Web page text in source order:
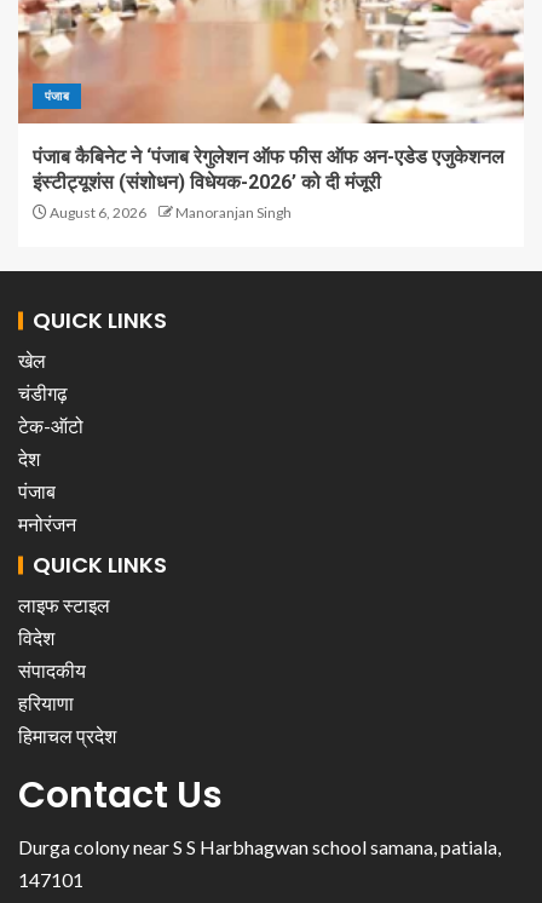
पंजाब
पंजाब कैबिनेट ने ‘पंजाब रेगुलेशन ऑफ फीस ऑफ अन-एडेड एजुकेशनल
इंस्टीट्यूशंस (संशोधन) विधेयक-2026’ को दी मंजूरी
August 6, 2026 Manoranjan Singh
QUICK LINKS
खेल
चंडीगढ़
टेक-ऑटो
देश
पंजाब
मनोरंजन
QUICK LINKS
लाइफ स्टाइल
विदेश
संपादकीय
हरियाणा
हिमाचल प्रदेश
Contact Us
Durga colony near S S Harbhagwan school samana, patiala,
147101